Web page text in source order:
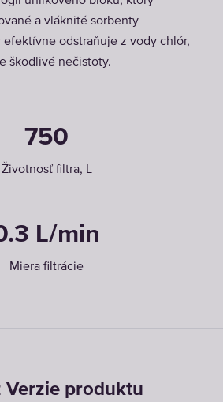
a vláknité sorbenty
efektívne odstraňuje z vody chlór,
škodlivé nečistoty.
750
Životnosť filtra, L
L/min
Miera filtrácie
Verzie produktu